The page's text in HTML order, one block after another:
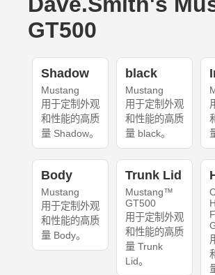
GT500
Shadow
Mustang
用于定制外观
和性能的高质
量 Shadow。
black
Mustang
用于定制外观
和性能的高质
量 black。
Body
Mustang
用于定制外观
和性能的高质
量 Body。
Trunk Lid
Mustang™
GT500
用于定制外观
和性能的高质
量 Trunk
Lid。